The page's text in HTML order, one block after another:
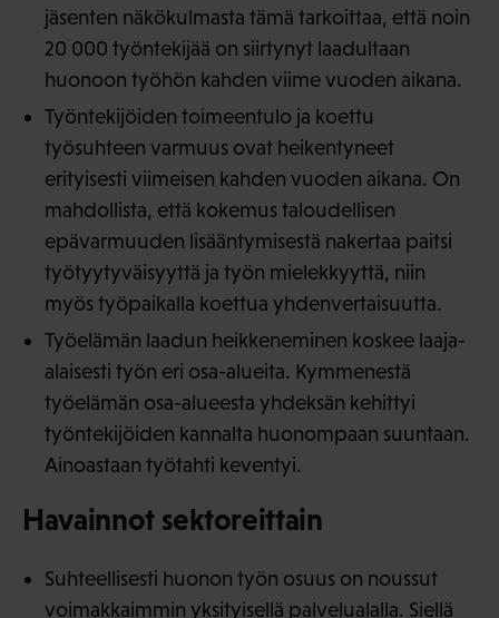
jäsenten näkökulmasta tämä tarkoittaa, että noin
20 000 työntekijää on siirtynyt laadultaan
huonoon työhön kahden viime vuoden aikana.
Työntekijöiden toimeentulo ja koettu
työsuhteen varmuus ovat heikentyneet
erityisesti viimeisen kahden vuoden aikana. On
mahdollista, että kokemus taloudellisen
epävarmuuden lisääntymisestä nakertaa paitsi
työtyytyväisyyttä ja työn mielekkyyttä, niin
myös työpaikalla koettua yhdenvertaisuutta.
Työelämän laadun heikkeneminen koskee laaja-
alaisesti työn eri osa-alueita. Kymmenestä
työelämän osa-alueesta yhdeksän kehittyi
työntekijöiden kannalta huonompaan suuntaan.
Ainoastaan työtahti keventyi.
Havainnot sektoreittain
Suhteellisesti huonon työn osuus on noussut
voimakkaimmin yksityisellä palvelualalla. Siellä